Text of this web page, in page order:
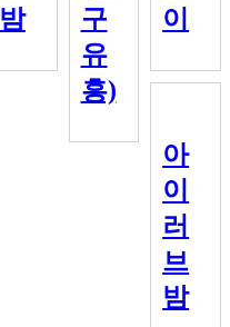
밤
구
유
흥)
이
아
이
러
브
밤